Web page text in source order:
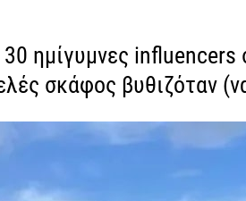
ημίγυμνες
σκάφος βυθιζόταν